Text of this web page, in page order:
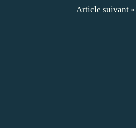
Article suivant »